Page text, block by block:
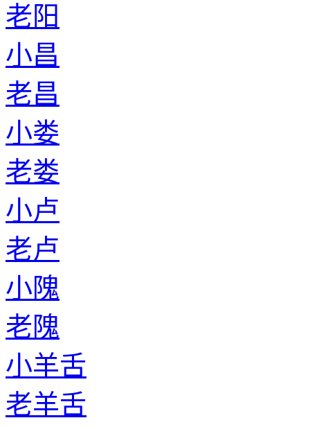
老阳
小昌
老昌
小娄
老娄
小卢
老卢
小隗
老隗
小羊舌
老羊舌